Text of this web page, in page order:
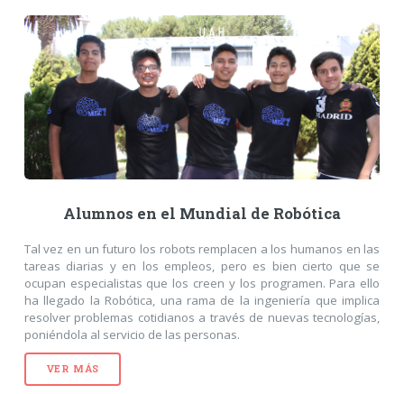
Alumnos en el Mundial de Robótica
Tal vez en un futuro los robots remplacen a los humanos en las
tareas diarias y en los empleos, pero es bien cierto que se
ocupan especialistas que los creen y los programen. Para ello
ha llegado la Robótica, una rama de la ingeniería que implica
resolver problemas cotidianos a través de nuevas tecnologías,
poniéndola al servicio de las personas.
VER MÁS